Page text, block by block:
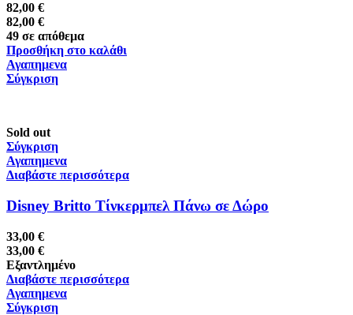
82,00 €
82,00 €
49 σε απόθεμα
Προσθήκη στο καλάθι
Αγαπημενα
Σύγκριση
Sold out
Σύγκριση
Αγαπημενα
Διαβάστε περισσότερα
Disney Britto Τίνκερμπελ Πάνω σε Δώρο
33,00 €
33,00 €
Εξαντλημένο
Διαβάστε περισσότερα
Αγαπημενα
Σύγκριση